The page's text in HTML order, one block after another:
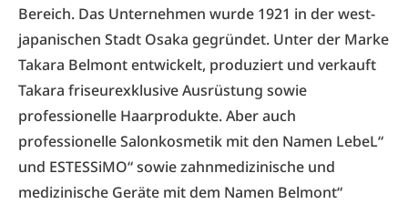
Bereich. Das Unternehmen wurde 1921 in der west-
japanischen Stadt Osaka gegründet. Unter der Marke
Takara Belmont entwickelt, produziert und verkauft
Takara friseurexklusive Ausrüstung sowie
professionelle Haarprodukte. Aber auch
professionelle Salonkosmetik mit den Namen LebeL“
und ESTESSiMO“ sowie zahnmedizinische und
medizinische Geräte mit dem Namen Belmont“